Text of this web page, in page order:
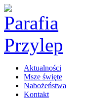
Aktualności
Msze święte
Nabożeństwa
Kontakt